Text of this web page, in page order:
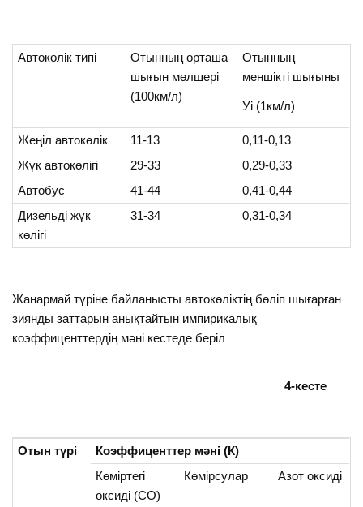
Автокөлік типі
Отынның орташа
шығын мөлшері
(100км/л)
Отынның
меншікті шығыны
Уі (1км/л)
Жеңіл автокөлік 11-13
0,11-0,13
Жүк автокөлігі
29-33
0,29-0,33
Автобус
41-44
0,41-0,44
Дизельді жүк
көлігі
31-34 0,31-0,34
Жанармай түріне байланысты автокөліктің бөліп шығарған
зиянды заттарын анықтайтын импирикалық
коэффиценттердің мәні кестеде беріл
4-кесте
Отын түрі
Коэффиценттер мәні (К)
Көміртегі
оксиді (СО)
Көмірсулар Азот оксиді